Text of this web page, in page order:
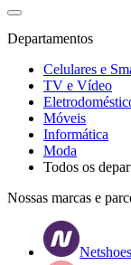
Departamentos
Celulares e
TV e Vídeo
Móveis
Informática
Moda
Todos os
Nossas marcas e
Netshoes